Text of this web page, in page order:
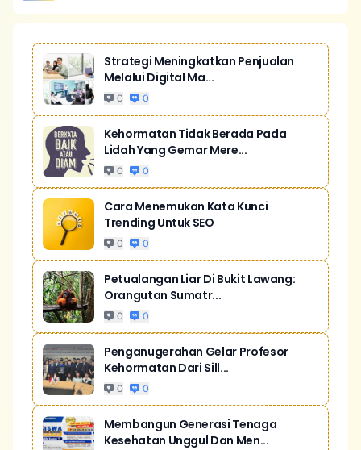
Strategi Meningkatkan Penjualan
Melalui Digital Ma...
0 0
Kehormatan Tidak Berada Pada
Lidah Yang Gemar Mere...
0 0
Cara Menemukan Kata Kunci
Trending Untuk SEO
0 0
Petualangan Liar Di Bukit Lawang:
Orangutan Sumatr...
0 0
Penganugerahan Gelar Profesor
Kehormatan Dari Sill...
0 0
Membangun Generasi Tenaga
Kesehatan Unggul Dan Men...